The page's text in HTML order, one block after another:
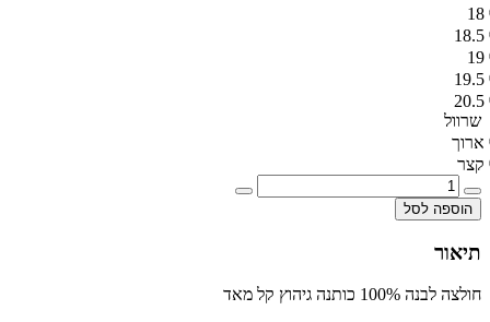
18
18.5
19
19.5
20.5
שרוול
ארוך
קצר
הוספה לסל
תיאור
חולצה לבנה 100% כותנה גיהוץ קל מאד